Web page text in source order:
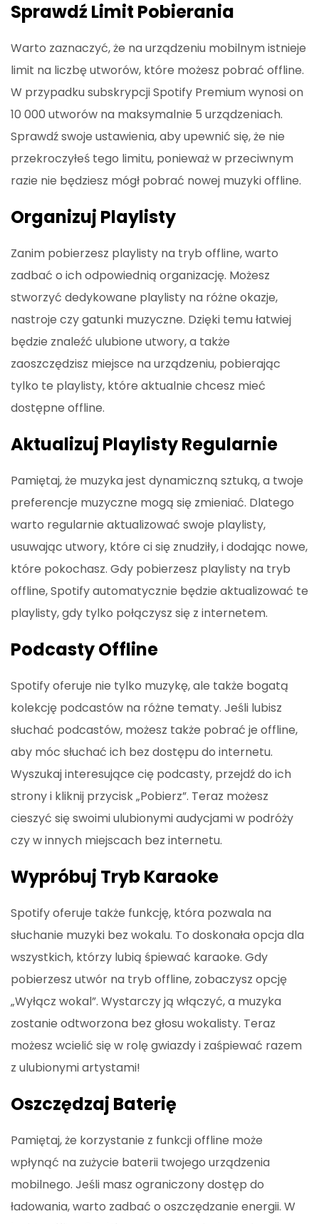
Sprawdź Limit Pobierania
Warto zaznaczyć, że na urządzeniu mobilnym istnieje
limit na liczbę utworów, które możesz pobrać offline.
W przypadku subskrypcji Spotify Premium wynosi on
10 000 utworów na maksymalnie 5 urządzeniach.
Sprawdź swoje ustawienia, aby upewnić się, że nie
przekroczyłeś tego limitu, ponieważ w przeciwnym
razie nie będziesz mógł pobrać nowej muzyki offline.
Organizuj Playlisty
Zanim pobierzesz playlisty na tryb offline, warto
zadbać o ich odpowiednią organizację. Możesz
stworzyć dedykowane playlisty na różne okazje,
nastroje czy gatunki muzyczne. Dzięki temu łatwiej
będzie znaleźć ulubione utwory, a także
zaoszczędzisz miejsce na urządzeniu, pobierając
tylko te playlisty, które aktualnie chcesz mieć
dostępne offline.
Aktualizuj Playlisty Regularnie
Pamiętaj, że muzyka jest dynamiczną sztuką, a twoje
preferencje muzyczne mogą się zmieniać. Dlatego
warto regularnie aktualizować swoje playlisty,
usuwając utwory, które ci się znudziły, i dodając nowe,
które pokochasz. Gdy pobierzesz playlisty na tryb
offline, Spotify automatycznie będzie aktualizować te
playlisty, gdy tylko połączysz się z internetem.
Podcasty Offline
Spotify oferuje nie tylko muzykę, ale także bogatą
kolekcję podcastów na różne tematy. Jeśli lubisz
słuchać podcastów, możesz także pobrać je offline,
aby móc słuchać ich bez dostępu do internetu.
Wyszukaj interesujące cię podcasty, przejdź do ich
strony i kliknij przycisk „Pobierz”. Teraz możesz
cieszyć się swoimi ulubionymi audycjami w podróży
czy w innych miejscach bez internetu.
Wypróbuj Tryb Karaoke
Spotify oferuje także funkcję, która pozwala na
słuchanie muzyki bez wokalu. To doskonała opcja dla
wszystkich, którzy lubią śpiewać karaoke. Gdy
pobierzesz utwór na tryb offline, zobaczysz opcję
„Wyłącz wokal”. Wystarczy ją włączyć, a muzyka
zostanie odtworzona bez głosu wokalisty. Teraz
możesz wcielić się w rolę gwiazdy i zaśpiewać razem
z ulubionymi artystami!
Oszczędzaj Baterię
Pamiętaj, że korzystanie z funkcji offline może
wpłynąć na zużycie baterii twojego urządzenia
mobilnego. Jeśli masz ograniczony dostęp do
ładowania, warto zadbać o oszczędzanie energii. W